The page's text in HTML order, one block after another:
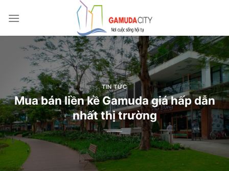
qua
TIN TỨC
Mua bán liền kề Gamuda giá hấp dẫn
nhất thị trường